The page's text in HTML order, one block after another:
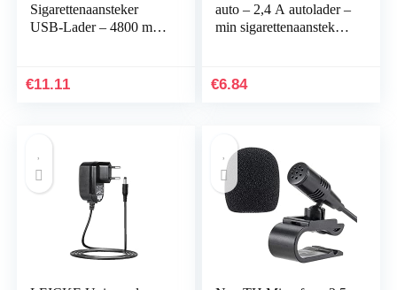
Sigarettenaansteker
USB-Lader – 4800 mA
Charger
€11.11
auto – 2,4 A autolader –
min sigarettenaansteker
en…
€6.84